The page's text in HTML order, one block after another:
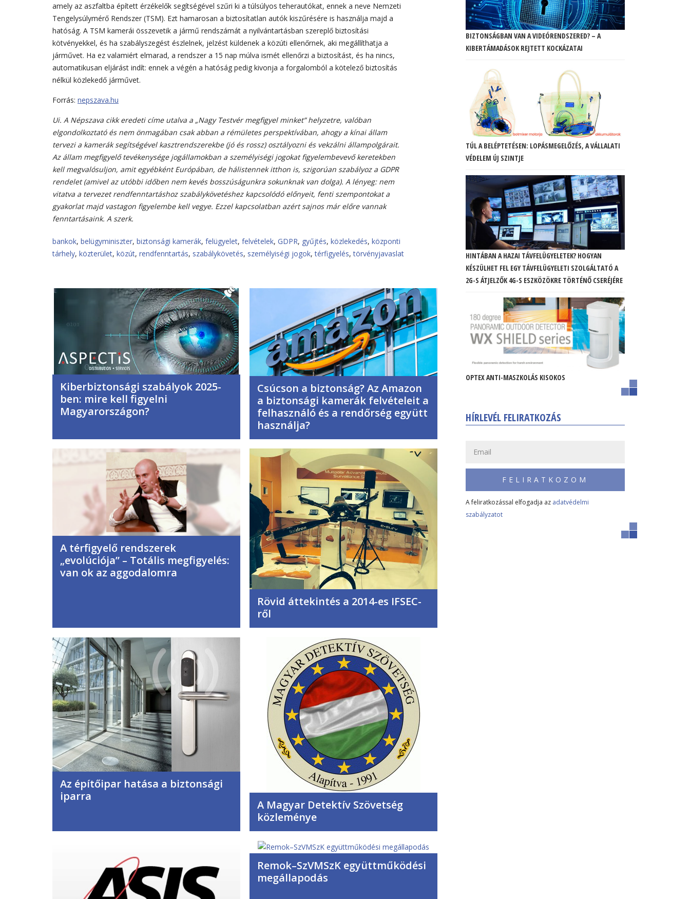
amely az aszfaltba épített érzékelők segítségével szűri ki a túlsúlyos teherautókat, ennek a neve Nemzeti
Tengelysúlymérő Rendszer (TSM). Ezt hamarosan a biztosítatlan autók kiszűrésére is használja majd a
hatóság. A TSM kamerái összevetik a jármű rendszámát a nyilvántartásban szereplő biztosítási
kötvényekkel, és ha szabályszegést észlelnek, jelzést küldenek a közúti ellenőrnek, aki megállíthatja a
járművet. Ha ez valamiért elmarad, a rendszer a 15 nap múlva ismét ellenőrzi a biztosítást, és ha nincs,
automatikusan eljárást indít: ennek a végén a hatóság pedig kivonja a forgalomból a kötelező biztosítás
nélkül közlekedő járművet.
Forrás: nepszava.hu
Ui. A Népszava cikk eredeti címe utalva a „Nagy Testvér megfigyel minket” helyzetre, valóban
elgondolkoztató és nem önmagában csak abban a rémületes perspektívában, ahogy a kínai állam
tervezi a kamerák segítségével kasztrendszerekbe (jó és rossz) osztályozni és vekzálni állampolgárait.
Az állam megfigyelő tevékenysége jogállamokban a személyiségi jogokat figyelembevevő keretekben
kell megvalósuljon, amit egyébként Európában, de hálistennek itthon is, szigorúan szabályoz a GDPR
rendelet (amivel az utóbbi időben nem kevés bosszúságunkra sokunknak van dolga). A lényeg: nem
vitatva a tervezet rendfenntartáshoz szabálykövetéshez kapcsolódó előnyeit, fenti szempontokat a
gyakorlat majd vastagon figyelembe kell vegye. Ezzel kapcsolatban azért sajnos már előre vannak
fenntartásaink. A szerk.
bankok, belügyminiszter, biztonsági kamerák, felügyelet, felvételek, GDPR, gyűjtés, közlekedés, központi
tárhely, közterület, közút, rendfenntartás, szabálykövetés, személyiségi jogok,térfigyelés,törvényjavaslat
Kiberbiztonsági szabályok 2025-
ben: mire kell figyelni
Magyarországon?
Csúcson a biztonság? Az Amazon
a biztonsági kamerák felvételeit a
felhasználó és a rendőrség együtt
használja?
A térfigyelő rendszerek
„evolúciója” – Totális megfigyelés:
van ok az aggodalomra
Rövid áttekintés a 2014-es IFSEC-
ről
Az építőipar hatása a biztonsági
iparra
A Magyar Detektív Szövetség
közleménye
Remok–SzVMSzK együttműködési
megállapodás
BIZTONSÁGBAN VAN A VIDEÓRENDSZERED? – A
KIBERTÁMADÁSOK REJTETT KOCKÁZATAI
TÚL A BELÉPTETÉSEN: LOPÁSMEGELŐZÉS, A VÁLLALATI
VÉDELEM ÚJ SZINTJE
HINTÁBAN A HAZAI TÁVFELÜGYELETEK? HOGYAN
KÉSZÜLHET FEL EGY TÁVFELÜGYELETI SZOLGÁLTATÓ A
2G-S ÁTJELZŐK 4G-S ESZKÖZÖKRE TÖRTÉNŐ CSERÉJÉRE
OPTEX ANTI-MASZKOLÁS KISOKOS
HÍRLEVÉL FELIRATKOZÁS
FELIRATKOZOM
A feliratkozással elfogadja az adatvédelmi
szabályzatot